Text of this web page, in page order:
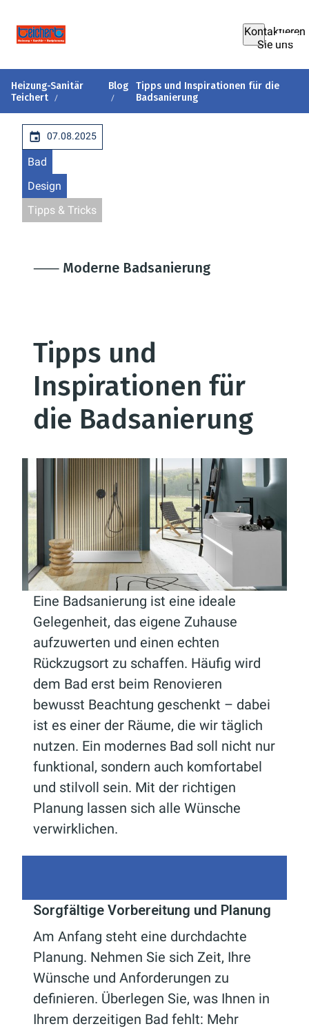
Kontaktieren
Sie uns
Heizung-Sanitär
Teichert
Blog
Tipps und Inspirationen für die
Badsanierung
07.08.2025
Bad
Design
Tipps & Tricks
⸺ Moderne Badsanierung
Tipps und
Inspirationen für
die Badsanierung
Eine Badsanierung ist eine ideale
Gelegenheit, das eigene Zuhause
aufzuwerten und einen echten
Rückzugsort zu schaffen. Häufig wird
dem Bad erst beim Renovieren
bewusst Beachtung geschenkt – dabei
ist es einer der Räume, die wir täglich
nutzen. Ein modernes Bad soll nicht nur
funktional, sondern auch komfortabel
und stilvoll sein. Mit der richtigen
Planung lassen sich alle Wünsche
verwirklichen.
Sorgfältige Vorbereitung und Planung
Am Anfang steht eine durchdachte
Planung. Nehmen Sie sich Zeit, Ihre
Wünsche und Anforderungen zu
definieren. Überlegen Sie, was Ihnen in
Ihrem derzeitigen Bad fehlt: Mehr